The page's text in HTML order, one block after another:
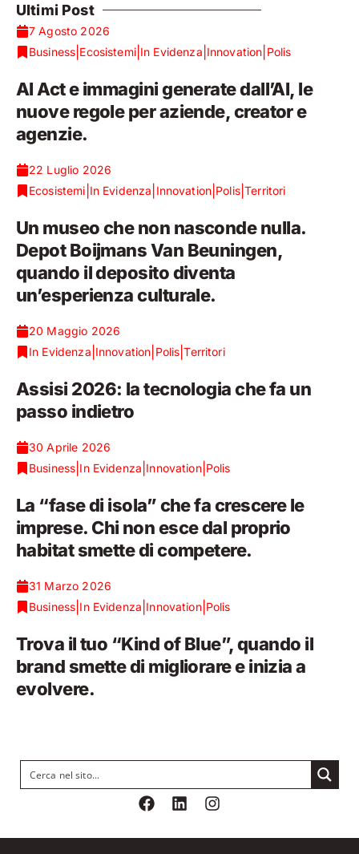
Ultimi Post
7 Agosto 2026
Business Ecosistemi| In Evidenza Innovation Polis
AI Act e immagini generate dall’AI, le
nuove regole per aziende, creator e
agenzie.
22 Luglio 2026
Ecosistemi In Evidenza Innovation Polis|Territori
Un museo che non nasconde nulla.
Depot Boijmans Van Beuningen,
quando il deposito diventa
un’esperienza culturale.
20 Maggio 2026
In Evidenza Innovation Polis |Territori
Assisi 2026: la tecnologia che fa un
passo indietro
30 Aprile 2026
Business In Evidenza Innovation| Polis
La “fase di isola” che fa crescere le
imprese. Chi non esce dal proprio
habitat smette di competere.
31 Marzo 2026
Business In Evidenza Innovation| Polis
Trova il tuo “Kind of Blue”, quando il
brand smette di migliorare e inizia a
evolvere.